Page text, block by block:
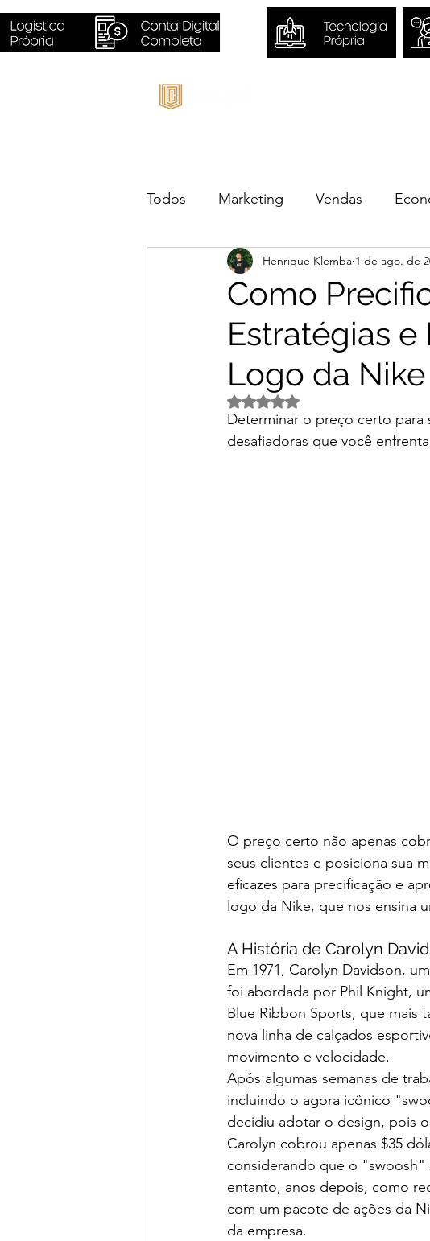
Todos Marketing Vendas
Sustentabilidade Negócios
Como
Estratégias
Logo da Nike
Henrique Klemba 1 de ago. de
Avaliado com NaN de 5 estrelas.
Determinar o preço certo para
desafiadoras que você
O preço certo não apenas
seus clientes e posiciona sua
eficazes para precificação e
logo da Nike, que nos ensina
A História de Carolyn
Em 1971, Carolyn Davidson,
foi abordada por Phil Knight,
Blue Ribbon Sports, que mais
nova linha de calçados
movimento e velocidade.
Após algumas semanas de
incluindo o agora icônico
decidiu adotar o design, pois
Carolyn cobrou apenas $35
considerando que o
entanto, anos depois, como
com um pacote de ações da
da empresa.